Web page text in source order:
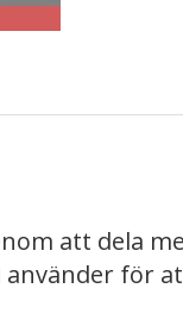
att dela
använder för